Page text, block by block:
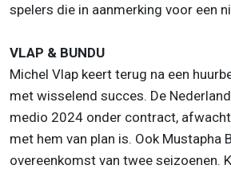
spelers die in aanmerking voor een
VLAP & BUNDU
Michel Vlap keert terug na een
met wisselend succes. De
medio 2024 onder contract,
met hem van plan is. Ook Mustapha
overeenkomst van twee seizoenen.